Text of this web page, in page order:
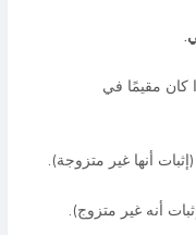
كان مقيمًا في
(إثبات أنها غير متزوجة).
أنه غير متزوج).